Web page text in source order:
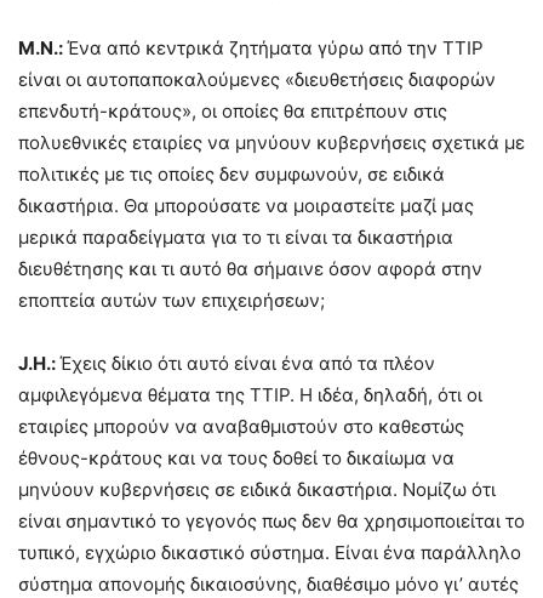
M.N.:Ένα από κεντρικά ζητήματα γύρω από την TTIP
είναι οι αυτοπαποκαλούμενες «διευθετήσεις διαφορών
επενδυτή-κράτους», οι οποίες θα επιτρέπουν στις
πολυεθνικές εταιρίες να μηνύουν κυβερνήσεις σχετικά με
πολιτικές με τις οποίες δεν συμφωνούν, σε ειδικά
δικαστήρια. Θα μπορούσατε να μοιραστείτε μαζί μας
μερικά παραδείγματα για το τι είναι τα δικαστήρια
διευθέτησης και τι αυτό θα σήμαινε όσον αφορά στην
εποπτεία αυτών των επιχειρήσεων;
J.H.:Έχεις δίκιο ότι αυτό είναι ένα από τα πλέον
αμφιλεγόμενα θέματα της TTIP. Η ιδέα, δηλαδή, ότι οι
εταιρίες μπορούν να αναβαθμιστούν στο καθεστώς
έθνους-κράτους και να τους δοθεί το δικαίωμα να
μηνύουν κυβερνήσεις σε ειδικά δικαστήρια. Νομίζω ότι
είναι σημαντικό το γεγονός πως δεν θα χρησιμοποιείται το
τυπικό, εγχώριο δικαστικό σύστημα. Είναι ένα παράλληλο
σύστημα απονομής δικαιοσύνης, διαθέσιμο μόνο γι’ αυτές